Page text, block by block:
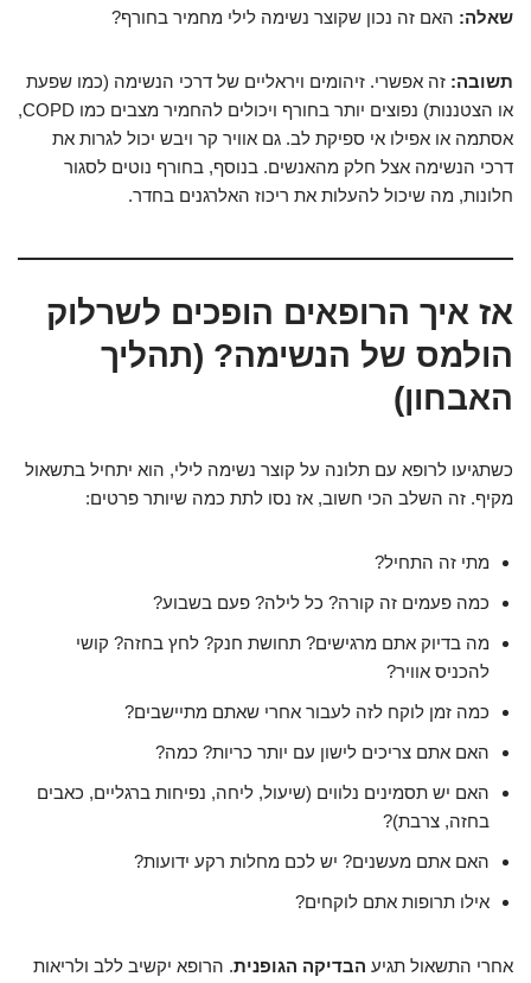
שאלה: האם זה נכון שקוצר נשימה לילי מחמיר בחורף?
תשובה: זה אפשרי. זיהומים ויראליים של דרכי הנשימה (כמו שפעת
או הצטננות) נפוצים יותר בחורף ויכולים להחמיר מצבים כמו COPD,
אסתמה או אפילו אי ספיקת לב. גם אוויר קר ויבש יכול לגרות את
דרכי הנשימה אצל חלק מהאנשים. בנוסף, בחורף נוטים לסגור
חלונות, מה שיכול להעלות את ריכוז האלרגנים בחדר.
אז איך הרופאים הופכים לשרלוק
הולמס של הנשימה? (תהליך
האבחון)
כשתגיעו לרופא עם תלונה על קוצר נשימה לילי, הוא יתחיל בתשאול
מקיף. זה השלב הכי חשוב, אז נסו לתת כמה שיותר פרטים:
מתי זה התחיל?
כמה פעמים זה קורה? כל לילה? פעם בשבוע?
מה בדיוק אתם מרגישים? תחושת חנק? לחץ בחזה? קושי
להכניס אוויר?
כמה זמן לוקח לזה לעבור אחרי שאתם מתיישבים?
האם אתם צריכים לישון עם יותר כריות? כמה?
האם יש תסמינים נלווים (שיעול, ליחה, נפיחות ברגליים, כאבים
בחזה, צרבת)?
האם אתם מעשנים? יש לכם מחלות רקע ידועות?
אילו תרופות אתם לוקחים?
אחרי התשאול תגיע הבדיקה הגופנית. הרופא יקשיב ללב ולריאות